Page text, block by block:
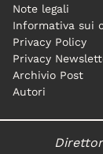
Note legali
Informativa sui
Privacy Policy
Privacy
Archivio Post
Autori